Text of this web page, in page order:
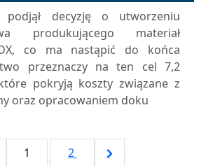
podjął decyzję o utworzeniu
produkującego materiał
co ma nastąpić do końca
przeznaczy na ten cel 7,2
pokryją koszty związane z
oraz opracowaniem doku
1 2